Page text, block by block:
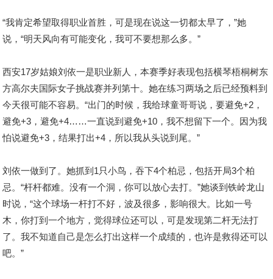
“我肯定希望取得职业首胜，可是现在说这一切都太早了，”她
说，“明天风向有可能变化，我可不要想那么多。”
西安17岁姑娘刘依一是职业新人，本赛季好表现包括横琴梧桐树东
方高尔夫国际女子挑战赛并列第十。她在练习两场之后已经预料到
今天很可能不容易。“出门的时候，我给球童哥哥说，要避免+2，
避免+3，避免+4……一直说到避免+10，我不想留下一个。因为我
怕说避免+3，结果打出+4，所以我从头说到尾。”
刘依一做到了。她抓到1只小鸟，吞下4个柏忌，包括开局3个柏
忌。“杆杆都难。没有一个洞，你可以放心去打。”她谈到铁岭龙山
时说，“这个球场一杆打不好，波及很多，影响很大。比如一号
木，你打到一个地方，觉得球位还可以，可是发现第二杆无法打
了。我不知道自己是怎么打出这样一个成绩的，也许是救得还可以
吧。”